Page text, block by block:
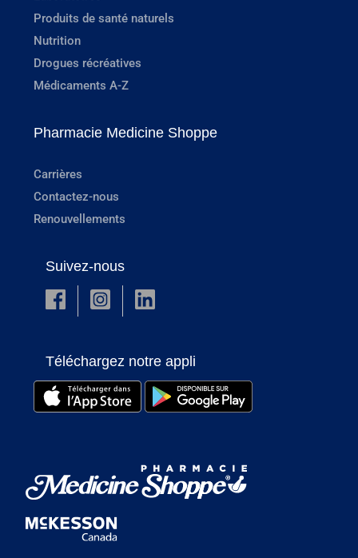
Produits de santé naturels
Nutrition
Drogues récréatives
Médicaments A-Z
Pharmacie Medicine Shoppe
Carrières
Contactez-nous
Renouvellements
Suivez-nous
Téléchargez notre appli